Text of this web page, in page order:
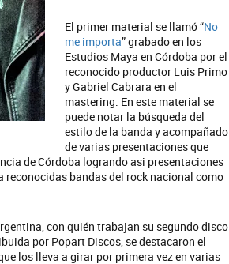
El primer material se llamó “No
me importa” grabado en los
Estudios Maya en Córdoba por el
reconocido productor Luis Primo
y Gabriel Cabrara en el
mastering. En este material se
puede notar la búsqueda del
estilo de la banda y acompañado
de varias presentaciones que
de Córdoba logrando asi presentaciones
reconocidas bandas del rock nacional como
con quién trabajan su segundo disco
por Popart Discos, se destacaron el
los lleva a girar por primera vez en varias